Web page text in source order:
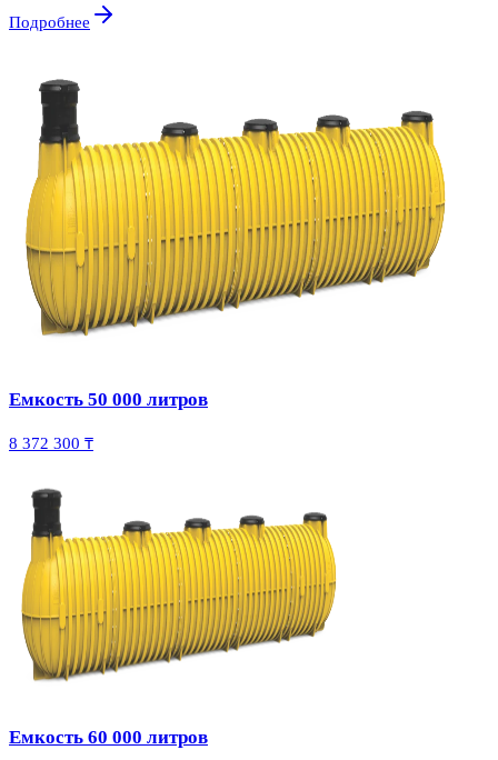
Подробнее
Емкость 50 000 литров
8 372 300 ₸
Емкость 60 000 литров